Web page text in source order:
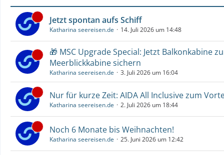
Jetzt spontan aufs Schiff
Katharina seereisen.de 14. Juli 2026 um 14:48
🎁 MSC Upgrade Special: Jetzt Balkonkabine
Meerblickkabine sichern
Katharina seereisen.de 3. Juli 2026 um 16:04
Nur für kurze Zeit: AIDA All Inclusive zum
Katharina seereisen.de 2. Juli 2026 um 18:44
Noch 6 Monate bis Weihnachten!
Katharina seereisen.de 25. Juni 2026 um 12:42